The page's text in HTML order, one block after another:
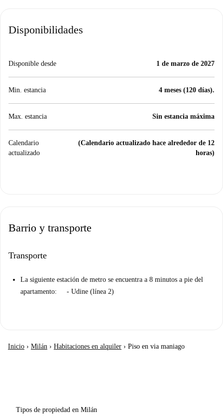
Disponibilidades
Disponible desde 1 de marzo de 2027
Min. estancia 4 meses (120 días).
Max. estancia Sin estancia máxima
Calendario
actualizado
(Calendario actualizado hace alrededor de 12
horas)
Barrio y transporte
Transporte
La siguiente estación de metro se encuentra a 8 minutos a pie del
apartamento: - Udine (línea 2)
Inicio › Milán › Habitaciones en alquiler › Piso en via maniago
Tipos de propiedad en Milán